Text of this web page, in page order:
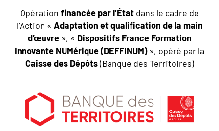
Opération financée par l’État dans le cadre de
l’Action « Adaptation et qualification de la main
d’œuvre», « Dispositifs France Formation
Innovante NUMérique (DEFFINUM)», opéré par la
Caisse des Dépôts(Banque des Territoires)